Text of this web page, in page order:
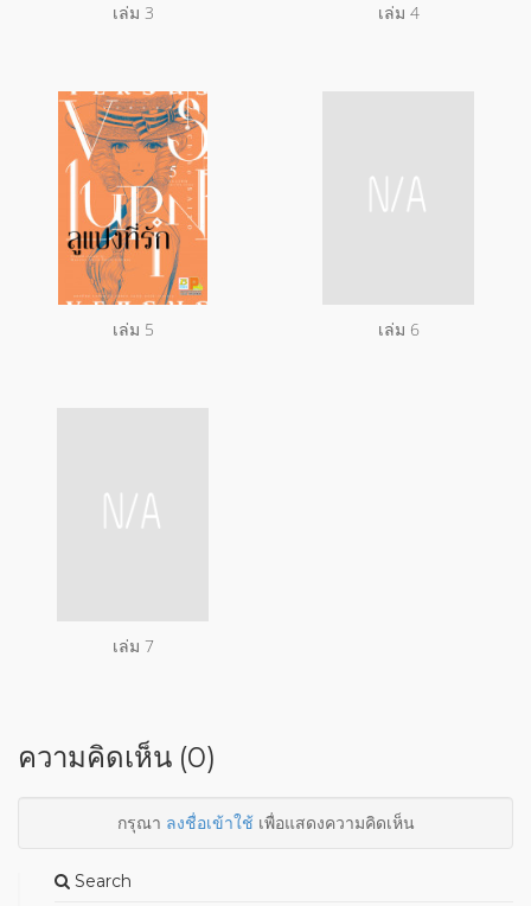
เล่ม 3 เล่ม 4
เล่ม 5 เล่ม 6
เล่ม 7
ความคิดเห็น (0)
กรุณา ลงชื่อเข้าใช้เพื่อแสดงความคิดเห็น
Search